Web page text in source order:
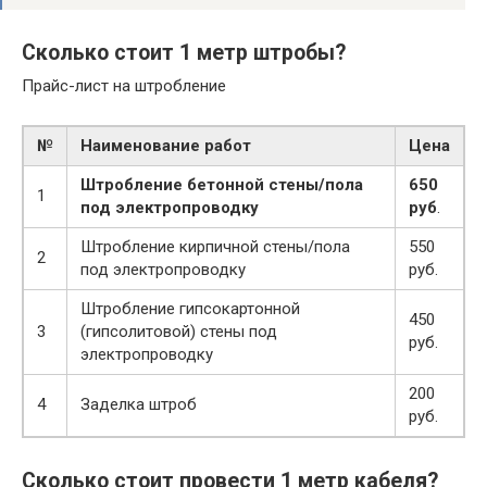
Сколько стоит 1 метр штробы?
Прайс-лист на штробление
№ Наименование работ Цена
1
Штробление бетонной стены/пола
под электропроводку
650
руб.
2
Штробление кирпичной стены/пола
под электропроводку
550
руб.
3
Штробление гипсокартонной
(гипсолитовой) стены под
электропроводку
450
руб.
4 Заделка штроб
200
руб.
Сколько стоит провести 1 метр кабеля?